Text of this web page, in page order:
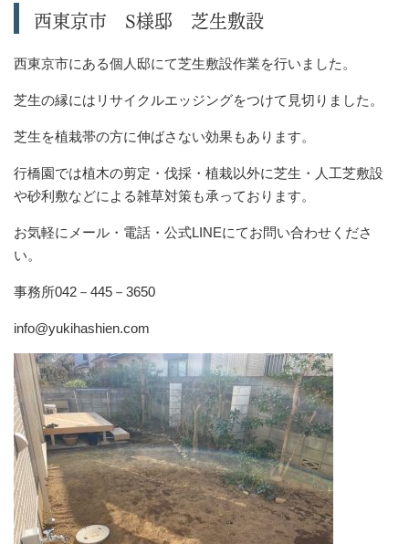
西東京市 S様邸 芝生敷設
西東京市にある個人邸にて芝生敷設作業を行いました。
芝生の縁にはリサイクルエッジングをつけて見切りました。
芝生を植栽帯の方に伸ばさない効果もあります。
行橋園では植木の剪定・伐採・植栽以外に芝生・人工芝敷設
や砂利敷などによる雑草対策も承っております。
お気軽にメール・電話・公式LINEにてお問い合わせくださ
い。
事務所042－445－3650
info@yukihashien.com